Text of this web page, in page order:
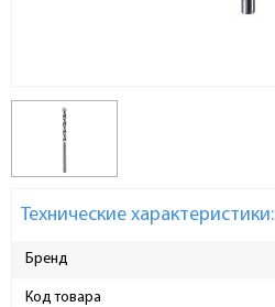
Технические характеристики:
Бренд
Код товара